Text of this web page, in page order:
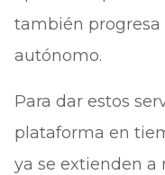
también progresa
autónomo.
Para dar estos
plataforma en
ya se extienden a